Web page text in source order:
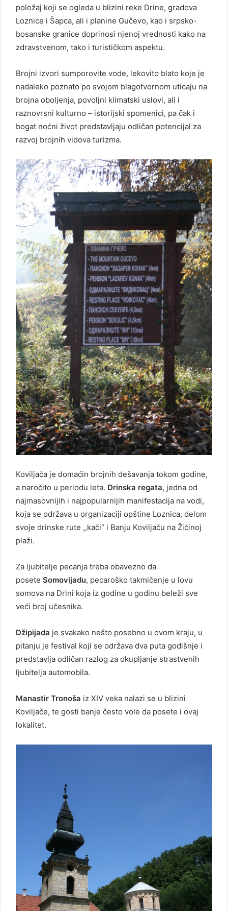
položaj koji se ogleda u blizini reke Drine, gradova
Loznice i Šapca, ali i planine Gučevo, kao i srpsko-
bosanske granice doprinosi njenoj vrednosti kako na
zdravstvenom, tako i turističkom aspektu.
Brojni izvori sumporovite vode, lekovito blato koje je
nadaleko poznato po svojom blagotvornom uticaju na
brojna oboljenja, povoljni klimatski uslovi, ali i
raznovrsni kulturno – istorijski spomenici, pa čak i
bogat noćni život predstavljaju odličan potencijal za
razvoj brojnih vidova turizma.
Koviljača je domaćin brojnih dešavanja tokom godine,
a naročito u periodu leta. Drinska regata, jedna od
najmasovnijih i najpopularnijih manifestacija na vodi,
koja se održava u organizaciji opštine Loznica, delom
svoje drinske rute ,,kači” i Banju Koviljaču na Žićinoj
plaži.
Za ljubitelje pecanja treba obavezno da
posete Somovijadu, pecaroško takmičenje u lovu
somova na Drini koja iz godine u godinu beleži sve
veći broj učesnika.
Džipijada je svakako nešto posebno u ovom kraju, u
pitanju je festival koji se održava dva puta godišnje i
predstavlja odličan razlog za okupljanje strastvenih
ljubitelja automobila.
Manastir Tronoša iz XIV veka nalazi se u blizini
Koviljače, te gosti banje često vole da posete i ovaj
lokalitet.